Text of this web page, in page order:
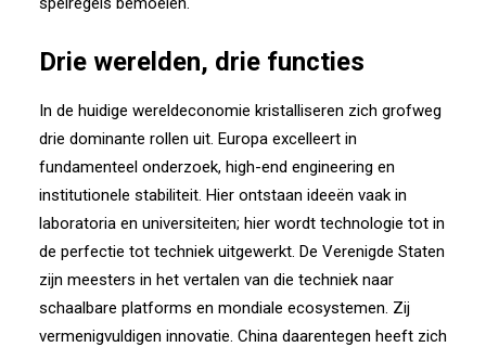
Drie werelden, drie functies
In de huidige wereldeconomie kristalliseren zich grofweg
drie dominante rollen uit. Europa excelleert in
fundamenteel onderzoek, high-end engineering en
institutionele stabiliteit. Hier ontstaan ideeën vaak in
laboratoria en universiteiten; hier wordt technologie tot in
de perfectie tot techniek uitgewerkt. De Verenigde Staten
zijn meesters in het vertalen van die techniek naar
schaalbare platforms en mondiale ecosystemen. Zij
vermenigvuldigen innovatie. China daarentegen heeft zich